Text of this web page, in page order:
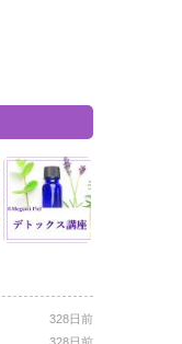
328日前
328日前